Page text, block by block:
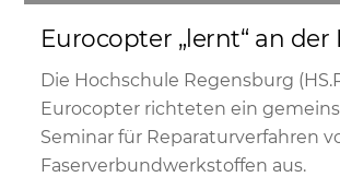
Eurocopter „lernt“ an der
Die Hochschule Regensburg
Eurocopter richteten ein
Seminar für Reparaturverfahren
Faserverbundwerkstoffen aus.